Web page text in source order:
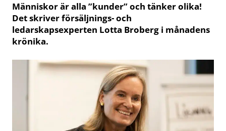
Människor är alla ”kunder” och tänker olika!
Det skriver försäljnings- och
ledarskapsexperten Lotta Broberg i månadens
krönika.